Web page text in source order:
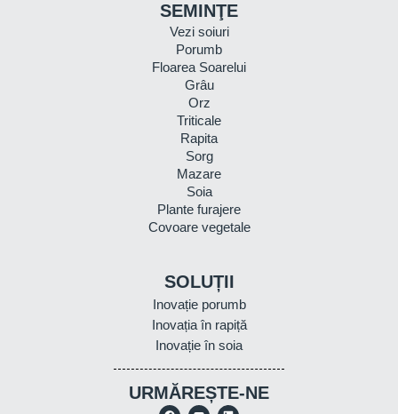
SEMINŢE
Vezi soiuri
Porumb
Floarea Soarelui
Grâu
Orz
Triticale
Rapita
Sorg
Mazare
Soia
Plante furajere
Covoare vegetale
SOLUȚII
Inovație porumb
Inovația în rapiță
Inovație în soia
URMĂREȘTE-NE